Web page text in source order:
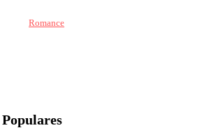
filho. Mas não ache que sou uma i****a por ter continuado com ele, eu tentei ir embora com meu filho, mas
duvido pelo que sinto por ele mesmo
Romance